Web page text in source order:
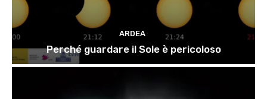
ARDEA
Perché guardare il Sole è pericoloso